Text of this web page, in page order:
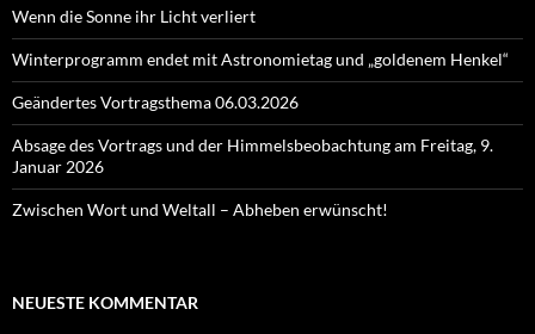
Wenn die Sonne ihr Licht verliert
Winterprogramm endet mit Astronomietag und „goldenem Henkel“
Geändertes Vortragsthema 06.03.2026
Absage des Vortrags und der Himmelsbeobachtung am Freitag, 9.
Januar 2026
Zwischen Wort und Weltall – Abheben erwünscht!
NEUESTE KOMMENTAR